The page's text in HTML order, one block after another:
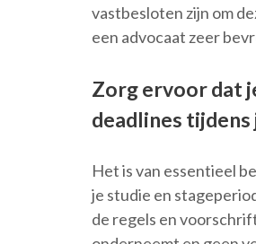
vastbesloten zijn om
een advocaat zeer
Zorg ervoor dat
deadlines
Het is van essentieel
je studie en
de regels en